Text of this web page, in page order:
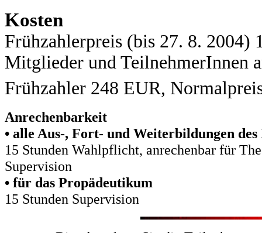
Kosten
Frühzahlerpreis (bis 27. 8. 2004)
Mitglieder und TeilnehmerInnen
Frühzahler 248 EUR,
Anrechenbarkeit
• alle Aus-, Fort- und Weiterbildungen
15 Stunden Wahlpflicht, anrechenbar für
Supervision
• für das Propädeutikum
15 Stunden Supervision